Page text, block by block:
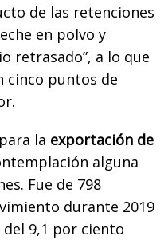
de las retenciones
en polvo y
retrasado”, a lo que
cinco puntos de
la exportación de
alguna
Fue de 798
durante 2019
del 9,1 por ciento